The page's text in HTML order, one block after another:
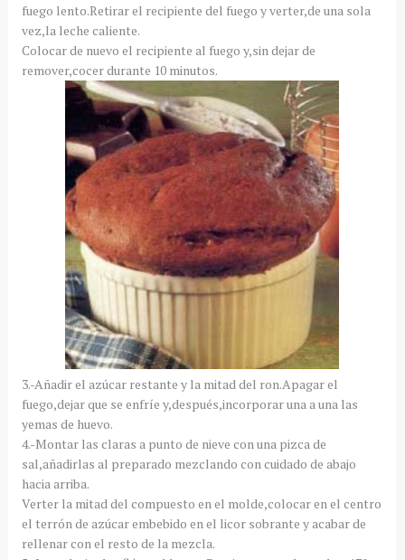
fuego lento.Retirar el recipiente del fuego y verter,de una sola
vez,la leche caliente.
Colocar de nuevo el recipiente al fuego y,sin dejar de
remover,cocer durante 10 minutos.
3.-Añadir el azúcar restante y la mitad del ron.Apagar el
fuego,dejar que se enfríe y,después,incorporar una a una las
yemas de huevo.
4.-Montar las claras a punto de nieve con una pizca de
sal,añadirlas al preparado mezclando con cuidado de abajo
hacia arriba.
Verter la mitad del compuesto en el molde,colocar en el centro
el terrón de azúcar embebido en el licor sobrante y acabar de
rellenar con el resto de la mezcla.